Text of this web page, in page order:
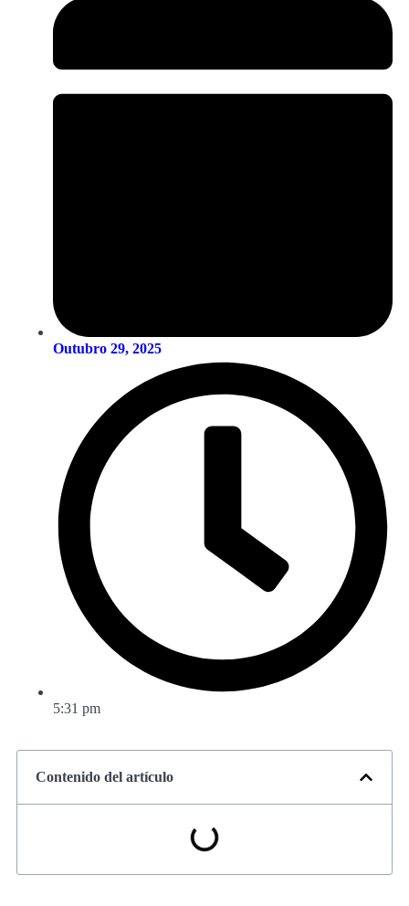
Outubro 29, 2025
5:31 pm
Contenido del artículo